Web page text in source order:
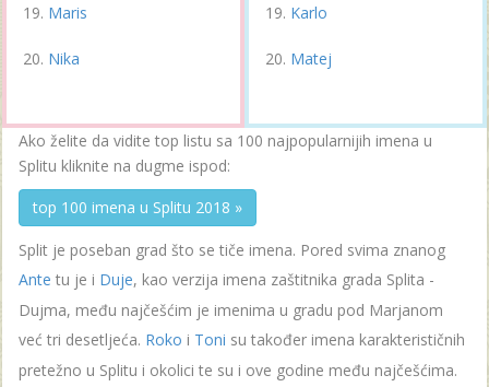
Maris
Nika
Karlo
Matej
Ako želite da vidite top listu sa 100 najpopularnijih imena u
Splitu kliknite na dugme ispod:
top 100 imena u Splitu 2018 »
Split je poseban grad što se tiče imena. Pored svima znanog
Ante tu je i Duje, kao verzija imena zaštitnika grada Splita -
Dujma, među najčešćim je imenima u gradu pod Marjanom
već tri desetljeća. Roko i Toni su također imena karakterističnih
pretežno u Splitu i okolici te su i ove godine među najčešćima.